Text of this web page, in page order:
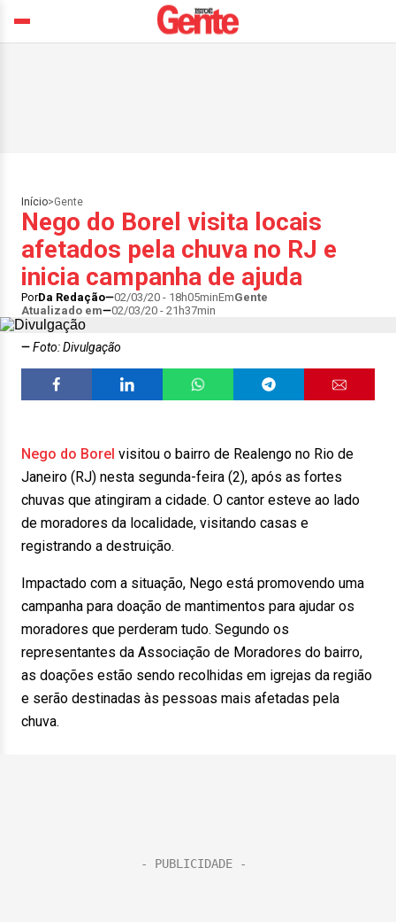
Início>Gente
Nego do Borel visita locais
afetados pela chuva no RJ e
inicia campanha de ajuda
PorDa Redação 02/03/20 - 18h05minEmGente
Atualizado em
02/03/20 - 21h37min
Foto: Divulgação
Nego do Borel visitou o bairro de Realengo no Rio de
Janeiro (RJ) nesta segunda-feira (2), após as fortes
chuvas que atingiram a cidade. O cantor esteve ao lado
de moradores da localidade, visitando casas e
registrando a destruição.
Impactado com a situação, Nego está promovendo uma
campanha para doação de mantimentos para ajudar os
moradores que perderam tudo. Segundo os
representantes da Associação de Moradores do bairro,
as doações estão sendo recolhidas em igrejas da região
e serão destinadas às pessoas mais afetadas pela
chuva.